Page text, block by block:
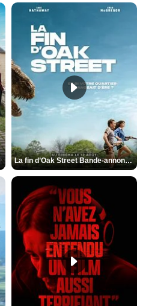
La fin d’Oak Street Bande-annonce VO STFR